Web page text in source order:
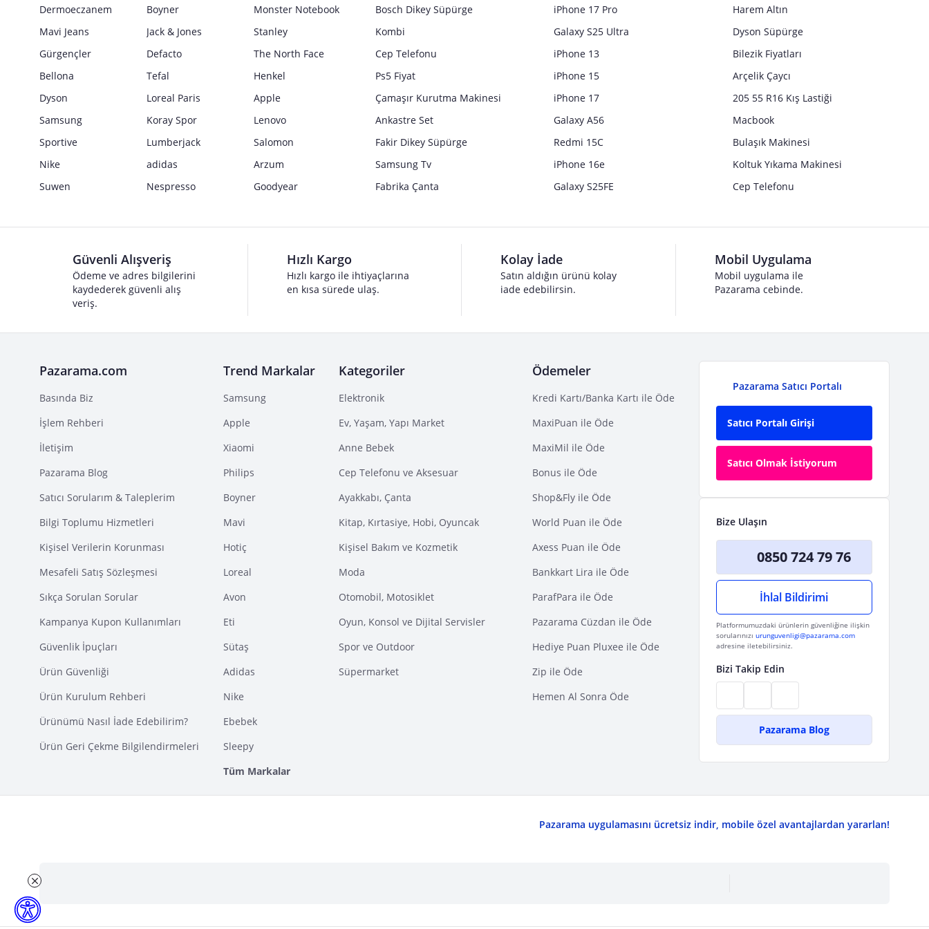
Dermoeczanem
Boyner
Monster Notebook
Mavi Jeans
Jack & Jones
Stanley
Gürgençler
Defacto
The North Face
Bellona
Tefal
Henkel
Dyson
Loreal Paris
Apple
Samsung
Koray Spor
Lenovo
Sportive
Lumberjack
Salomon
Nike
adidas
Arzum
Suwen
Nespresso Goodyear
Bosch Dikey Süpürge
Kombi
Cep Telefonu
Ps5 Fiyat
Çamaşır Kurutma Makinesi
Ankastre Set
Fakir Dikey Süpürge
Samsung Tv
Fabrika Çanta
iPhone 17 Pro
Galaxy S25 Ultra
iPhone 13
iPhone 15
iPhone 17
Galaxy A56
Redmi 15C
iPhone 16e
Galaxy S25FE
Harem Altın
Dyson Süpürge
Bilezik Fiyatları
Arçelik Çaycı
205 55 R16 Kış Lastiği
Macbook
Bulaşık Makinesi
Koltuk Yıkama Makinesi
Cep Telefonu
Güvenli Alışveriş
Ödeme ve adres bilgilerini
kaydederek güvenli alış
veriş.
Hızlı Kargo
Hızlı kargo ile ihtiyaçlarına
en kısa sürede ulaş.
Kolay İade
Satın aldığın ürünü kolay
iade edebilirsin.
Mobil Uygulama
Mobil uygulama ile
Pazarama cebinde.
Pazarama.com
Basında Biz
İşlem Rehberi
İletişim
Pazarama Blog
Satıcı Sorularım & Taleplerim
Bilgi Toplumu Hizmetleri
Kişisel Verilerin Korunması
Mesafeli Satış Sözleşmesi
Sıkça Sorulan Sorular
Kampanya Kupon Kullanımları
Güvenlik İpuçları
Ürün Güvenliği
Ürün Kurulum Rehberi
Ürünümü Nasıl İade Edebilirim?
Ürün Geri Çekme Bilgilendirmeleri
Trend Markalar
Samsung
Apple
Xiaomi
Philips
Boyner
Mavi
Hotiç
Loreal
Avon
Eti
Sütaş
Adidas
Nike
Ebebek
Sleepy
Tüm Markalar
Kategoriler
Elektronik
Ev, Yaşam, Yapı Market
Anne Bebek
Cep Telefonu ve Aksesuar
Ayakkabı, Çanta
Kitap, Kırtasiye, Hobi, Oyuncak
Kişisel Bakım ve Kozmetik
Moda
Otomobil, Motosiklet
Oyun, Konsol ve Dijital Servisler
Spor ve Outdoor
Süpermarket
Ödemeler
Kredi Kartı/Banka Kartı ile Öde
MaxiPuan ile Öde
MaxiMil ile Öde
Bonus ile Öde
Shop&Fly ile Öde
World Puan ile Öde
Axess Puan ile Öde
Bankkart Lira ile Öde
ParafPara ile Öde
Pazarama Cüzdan ile Öde
Hediye Puan Pluxee ile Öde
Zip ile Öde
Hemen Al Sonra Öde
Pazarama Satıcı Portalı
Satıcı Portalı Girişi
Satıcı Olmak İstiyorum
Bize Ulaşın
0850 724 79 76
İhlal Bildirimi
Platformumuzdaki ürünlerin güvenliğine ilişkin
sorularınızı urunguvenligi@pazarama.com
adresine iletebilirsiniz.
Bizi Takip Edin
Pazarama Blog
Pazarama uygulamasını ücretsiz indir, mobile özel avantajlardan yararlan!